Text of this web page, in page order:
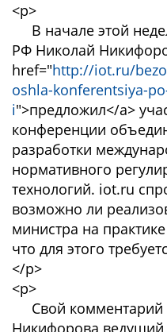
<p>
В начале этой
РФ Николай
href="http://iot.ru/
oshla-konferentsiya-
i">предложил</a>
конференции
разработки
нормативного
технологий. iot.ru
возможно ли
министра на
что для этого
</p>
<p>
Свой комментарий
Никифорова